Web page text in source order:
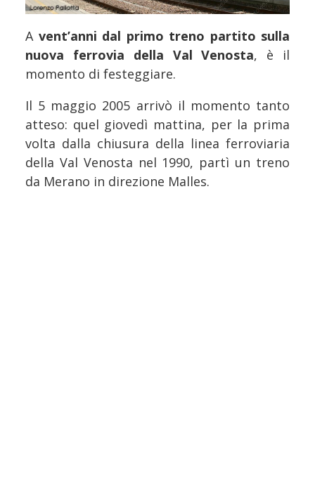
A vent’anni dal primo treno partito sulla
nuova ferrovia della Val Venosta, è il
momento di festeggiare.
Il 5 maggio 2005 arrivò il momento tanto
atteso: quel giovedì mattina, per la prima
volta dalla chiusura della linea ferroviaria
della Val Venosta nel 1990, partì un treno
da Merano in direzione Malles.